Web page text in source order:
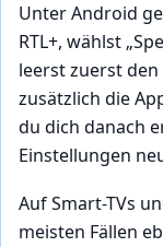
Unter Android
RTL+, wählst
leerst zuerst den
zusätzlich die
du dich danach
Einstellungen
Auf Smart-TVs
meisten Fällen